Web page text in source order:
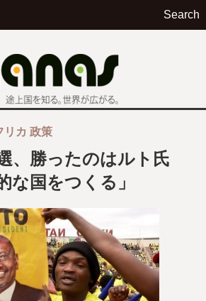
Search
リカ 政策
、勝ったのはルト氏
な国をつくる」